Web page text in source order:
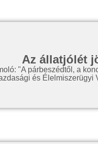
Az állatjólét
"A párbeszédtől, a
és Élelmiszerügyi